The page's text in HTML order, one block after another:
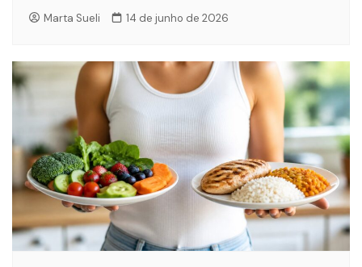
Marta Sueli 14 de junho de 2026